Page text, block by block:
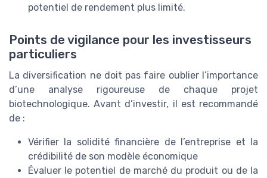
potentiel de rendement plus limité.
Points de vigilance pour les investisseurs
particuliers
La diversification ne doit pas faire oublier l’importance
d’une analyse rigoureuse de chaque projet
biotechnologique. Avant d’investir, il est recommandé
de :
Vérifier la solidité financière de l’entreprise et la
crédibilité de son modèle économique
Évaluer le potentiel de marché du produit ou de la